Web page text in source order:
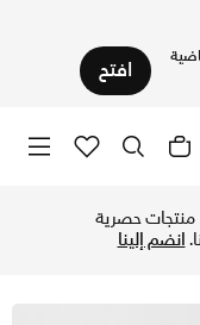
افتح
منتجات حصرية
انضم إلينا